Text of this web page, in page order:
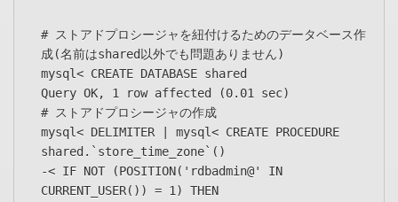
# ストアドプロシージャを紐付けるためのデータベース作
成(名前はshared以外でも問題ありません)
mysql< CREATE DATABASE shared
Query OK, 1 row affected (0.01 sec)
# ストアドプロシージャの作成
mysql< DELIMITER | mysql< CREATE PROCEDURE
shared.`store_time_zone`()
-< IF NOT (POSITION('rdbadmin@' IN
CURRENT_USER()) = 1) THEN